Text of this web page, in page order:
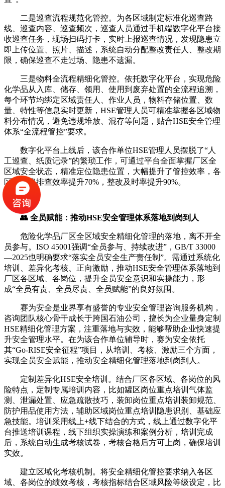
二是巡查流程规范化管控。为各区域制定标准化巡查路
线、巡查内容、巡查频次，巡查人员通过手机端数字化平台接
收巡查任务，现场扫码打卡，实时上报巡查情况，发现隐患立
即上传位置、照片、描述，系统自动分配整改责任人、整改期
限，确保巡查不走过场、隐患不遗漏。
三是物料全流程精细化管控。依托数字化平台，实现危险
化学品从入库、储存、领用、使用到废弃处置的全流程追溯，
每个环节均绑定区域责任人、作业人员，物料存储位置、数
量、特性等信息实时更新，HSE管理人员可精准掌握各区域物
料分布情况，避免违规堆放、混存等问题，贴合HSE安全管理
体系“全流程管控”要求。
数字化平台上线后，该合作单位HSE管理人员摆脱了“人
工巡查、纸质记录”的繁琐工作，可通过平台全面掌握厂区全
区域安全状态，精准定位隐患位置，大幅提升了管控效率，各
区域隐患排查效率提升70%，整改及时率提升90%。
👥 全员赋能：推动HSE安全管理体系落地到岗到人
危险化学品厂区全区域安全精细化管理的落地，离不开全
员参与。ISO 45001强调“全员参与、持续改进”，GB/T 33000
—2025也明确要求“落实全员安全生产责任制”。需通过系统化
培训、差异化考核、正向激励，推动HSE安全管理体系落地到
厂区各区域、各岗位，提升全员安全意识和实操能力，形
成“全员有责、全员尽责、全员赋能”的良好氛围。
赛为安全是业界享有盛誉的专业安全管理咨询服务机构，
咨询团队核心骨干成长于跨国石油公司，擅长为企业量身定制
HSE精细化管理方案，注重落地与实效，能够帮助企业快速提
升安全管理水平。在为该合作单位辅导时，赛为安全依托
其“Go-RISE安全征程”项目，从培训、考核、激励三个方面，
实现全员安全赋能，推动安全精细化管理落地到岗到人。
定制差异化HSE安全培训。结合厂区各区域、各岗位的风
险特点，定制专属培训内容，比如罐区岗位重点培训气体监
测、泄漏处置、应急疏散技巧，装卸岗位重点培训装卸规范、
防护用品使用方法，辅助区域岗位重点培训隐患识别、基础应
急技能。培训采用线上+线下结合的方式，线上通过数字化平
台推送培训课程，线下组织实操演练和案例分析，培训完成
后，系统自动生成考核试卷，考核合格后方可上岗，确保培训
实效。
建立区域化考核机制。将安全精细化管控要求纳入各区
域、各岗位的绩效考核，考核指标结合区域风险等级设定，比